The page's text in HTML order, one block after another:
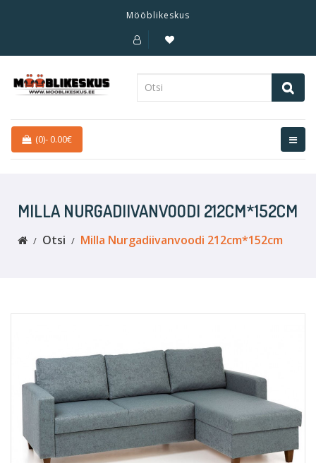
Mööblikeskus
(0)-0.00€
MILLA NURGADIIVANVOODI 212CM*152CM
Otsi Milla Nurgadiivanvoodi 212cm*152cm